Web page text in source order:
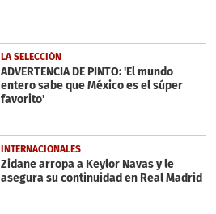
LA SELECCIÓN
ADVERTENCIA DE PINTO: 'El mundo
entero sabe que México es el súper
favorito'
INTERNACIONALES
Zidane arropa a Keylor Navas y le
asegura su continuidad en Real Madrid